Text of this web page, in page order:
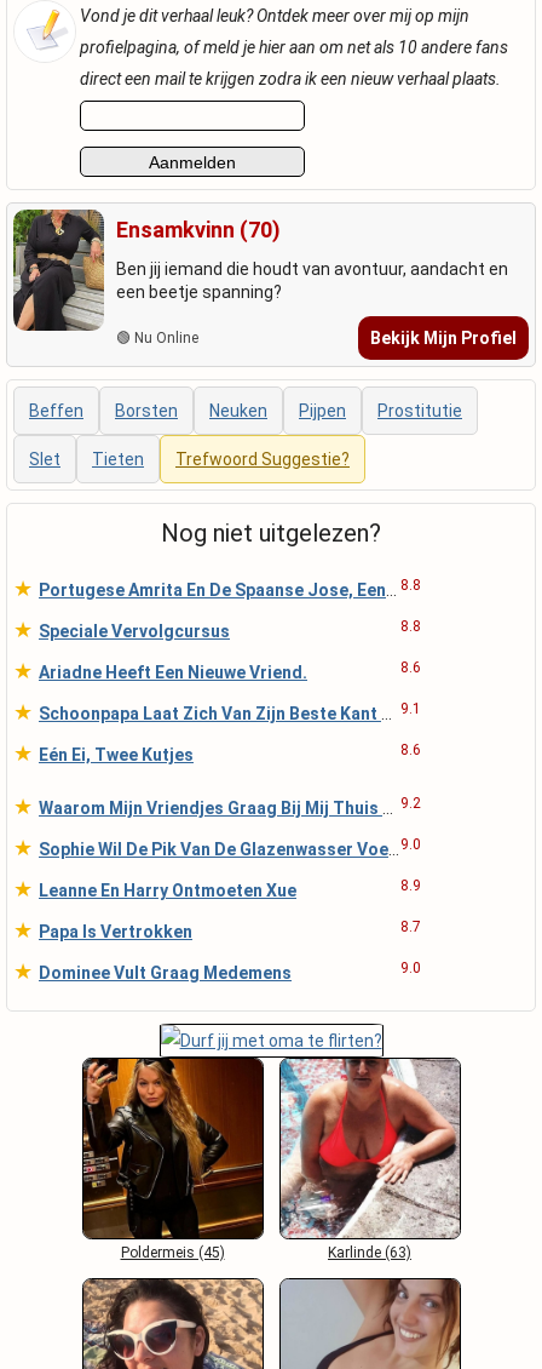
Vond je dit verhaal leuk? Ontdek meer over mij op mijn
profielpagina, of meld je hier aan om net als 10 andere fans
direct een mail te krijgen zodra ik een nieuw verhaal plaats.
Ensamkvinn (70)
Ben jij iemand die houdt van avontuur, aandacht en
een beetje spanning?
🟢 Nu Online Bekijk Mijn Profiel
Beffen Borsten Neuken Pijpen Prostitutie
Slet Tieten Trefwoord Suggestie?
Nog niet uitgelezen?
★ Portugese Amrita En De Spaanse Jose, Een En Al Vuu 8.8
★ Speciale Vervolgcursus 8.8
★ Ariadne Heeft Een Nieuwe Vriend. 8.6
★ Schoonpapa Laat Zich Van Zijn Beste Kant Zien 9.1
★ Eén Ei, Twee Kutjes 8.6
★ Waarom Mijn Vriendjes Graag Bij Mij Thuis Komen. 9.2
★ Sophie Wil De Pik Van De Glazenwasser Voelen 9.0
★ Leanne En Harry Ontmoeten Xue 8.9
★ Papa Is Vertrokken 8.7
★ Dominee Vult Graag Medemens 9.0
Poldermeis (45) Karlinde (63)